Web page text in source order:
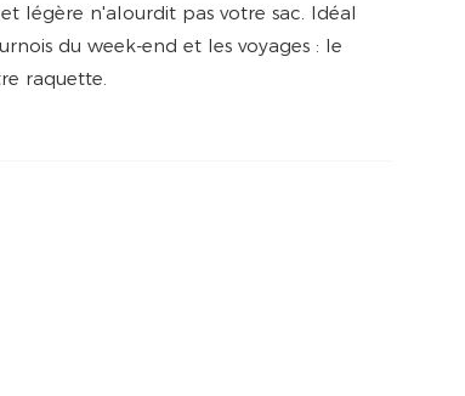
légère n'alourdit pas votre sac. Idéal
du week-end et les voyages : le
raquette.